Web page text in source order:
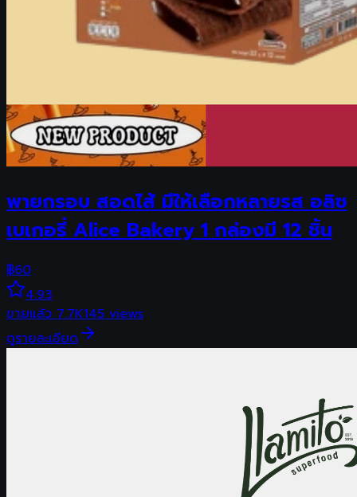
พายกรอบ สอดไส้ มีให้เลือกหลายรส อลิซ
เบเกอรี่ Alice Bakery 1 กล่องมี 12 ชิ้น
฿60
4.93
ขายแล้ว7.7K145views
ดูรายละเอียด